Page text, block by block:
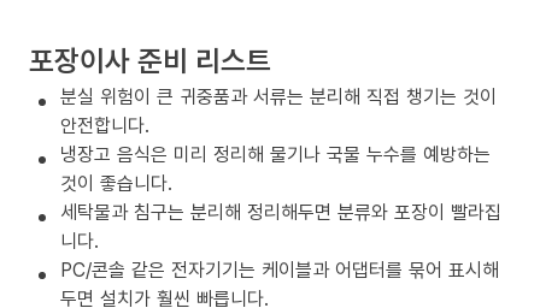
포장이사 준비 리스트
분실 위험이 큰 귀중품과 서류는 분리해 직접 챙기는 것이
안전합니다.
냉장고 음식은 미리 정리해 물기나 국물 누수를 예방하는
것이 좋습니다.
세탁물과 침구는 분리해 정리해두면 분류와 포장이 빨라집
니다.
PC/콘솔 같은 전자기기는 케이블과 어댑터를 묶어 표시해
두면 설치가 훨씬 빠릅니다.